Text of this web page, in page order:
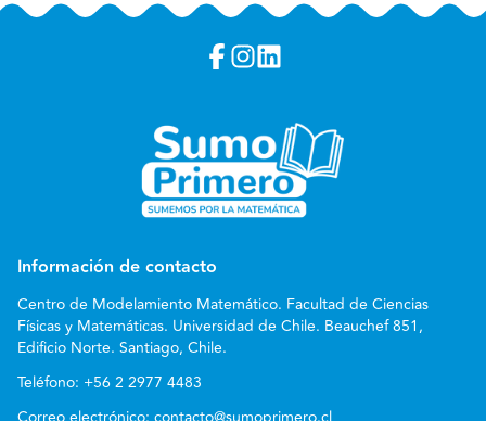
Información de contacto
Centro de Modelamiento Matemático. Facultad de Ciencias
Físicas y Matemáticas. Universidad de Chile. Beauchef 851,
Edificio Norte. Santiago, Chile.
Teléfono: +56 2 2977 4483